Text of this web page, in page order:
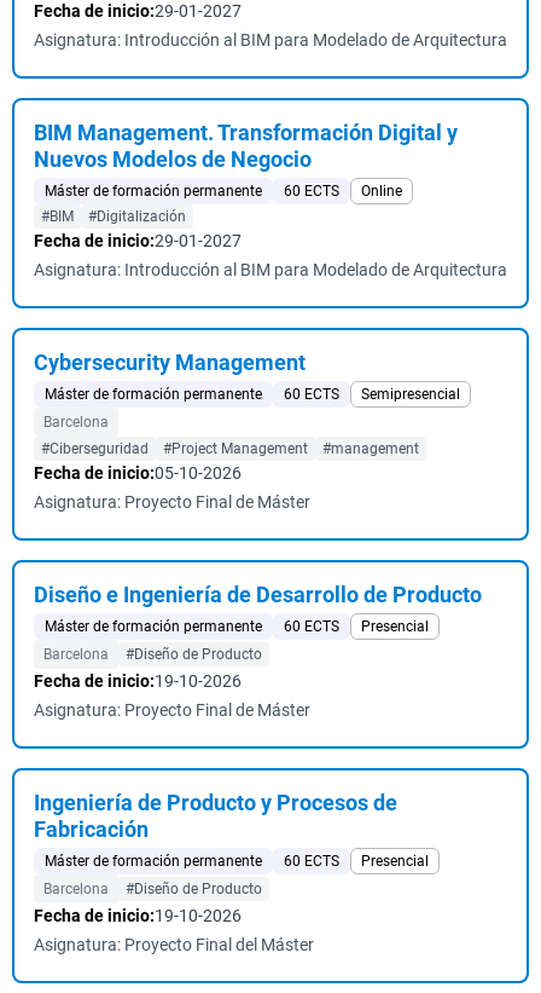
Fecha de inicio:29-01-2027
Asignatura: Introducción al BIM para Modelado de Arquitectura
BIM Management. Transformación Digital y
Nuevos Modelos de Negocio
Máster de formación permanente 60 ECTS
Online
#BIM
#Digitalización
Fecha de inicio:29-01-2027
Asignatura: Introducción al BIM para Modelado de Arquitectura
Cybersecurity Management
Máster de formación permanente 60 ECTS
Semipresencial
Barcelona
#Ciberseguridad
#Project Management #management
Fecha de inicio:05-10-2026
Asignatura: Proyecto Final de Máster
Diseño e Ingeniería de Desarrollo de Producto
Máster de formación permanente 60 ECTS
Presencial
Barcelona
#Diseño de Producto
Fecha de inicio:19-10-2026
Asignatura: Proyecto Final de Máster
Ingeniería de Producto y Procesos de
Fabricación
Máster de formación permanente 60 ECTS
Presencial
Barcelona
#Diseño de Producto
Fecha de inicio:19-10-2026
Asignatura: Proyecto Final del Máster